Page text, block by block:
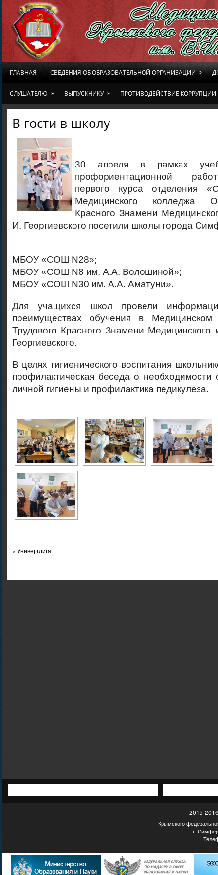
ГЛАВНАЯ СВЕДЕНИЯ ОБ ОБРАЗОВАТЕЛЬНОЙ ОРГАНИЗАЦИИ »
СЛУШАТЕЛЮ » ВЫПУСКНИКУ » ПРОТИВОДЕЙСТВИЕ КОРРУПЦИИ
В гости в школу
30 апреля в рамках
профориентационной
первого курса отделения
Медицинского колледжа
Красного Знамени
И. Георгиевского посетили школы города
МБОУ «СОШ N28»;
МБОУ «СОШ N8 им. А.А. Волошиной»;
МБОУ «СОШ N30 им. A.A. Аматуни».
Для учащихся школ провели
преимуществах обучения в
Трудового Красного Знамени
Георгиевского.
В целях гигиенического воспитания
профилактическая беседа о необходимости
личной гигиены и профилактика педикулеза.
« Универглига
2015-
Крымского
г.